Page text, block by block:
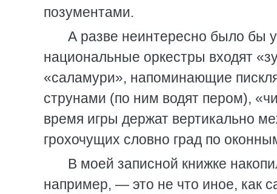
позументами.
А разве неинтересно было бы
национальные оркестры входят
«саламури», напоминающие
струнами (по ним водят пером),
время игры держат вертикально
грохочущих словно град по
В моей записной книжке
например, — это не что иное, как